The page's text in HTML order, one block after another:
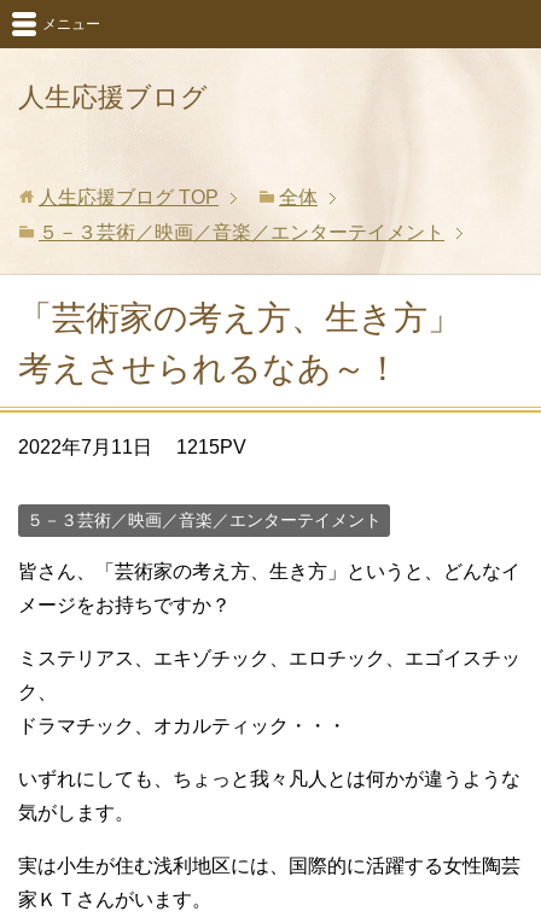
人生応援ブログ
メニュー
人生応援ブログ TOP
全体
５－３芸術／映画／音楽／エンターテイメント
「芸術家の考え方、生き方」
考えさせられるなあ～！
2022年7月11日 1215PV
５－３芸術／映画／音楽／エンターテイメント
皆さん、「芸術家の考え方、生き方」というと、どんなイ
メージをお持ちですか？
ミステリアス、エキゾチック、エロチック、エゴイスチッ
ク、
ドラマチック、オカルティック・・・
いずれにしても、ちょっと我々凡人とは何かが違うような
気がします。
実は小生が住む浅利地区には、国際的に活躍する女性陶芸
家ＫＴさんがいます。